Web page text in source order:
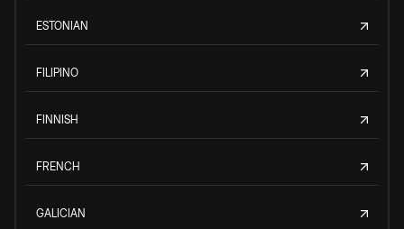
ESTONIAN
FILIPINO
FINNISH
FRENCH
GALICIAN